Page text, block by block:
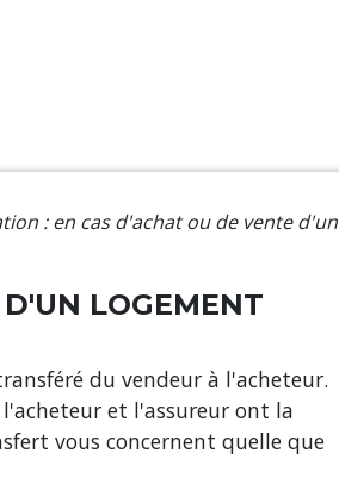
: en cas d'achat ou de vente d'un
LOGEMENT
du vendeur à l'acheteur.
et l'assureur ont la
vous concernent quelle que